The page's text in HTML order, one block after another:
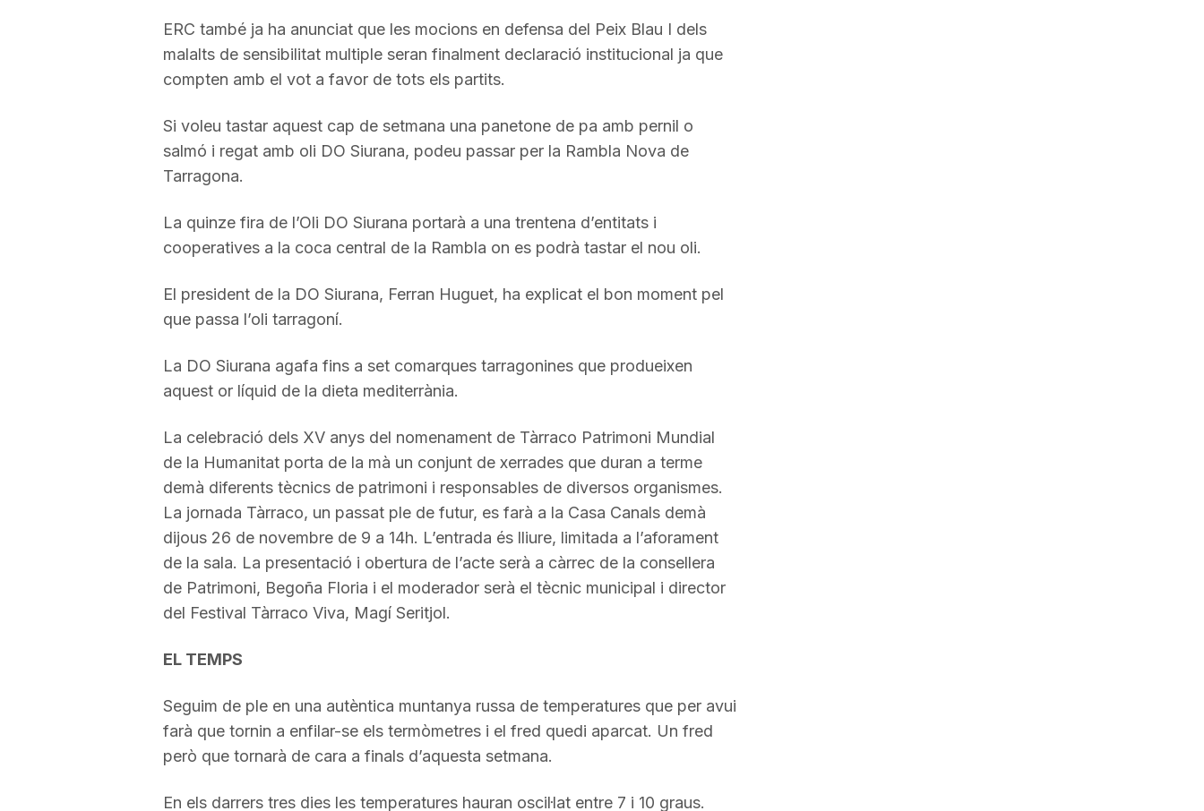
ERC també ja ha anunciat que les mocions en defensa del Peix Blau I dels
malalts de sensibilitat multiple seran finalment declaració institucional ja que
compten amb el vot a favor de tots els partits.
Si voleu tastar aquest cap de setmana una panetone de pa amb pernil o
salmó i regat amb oli DO Siurana, podeu passar per la Rambla Nova de
Tarragona.
La quinze fira de l’Oli DO Siurana portarà a una trentena d’entitats i
cooperatives a la coca central de la Rambla on es podrà tastar el nou oli.
El president de la DO Siurana, Ferran Huguet, ha explicat el bon moment pel
que passa l’oli tarragoní.
La DO Siurana agafa fins a set comarques tarragonines que produeixen
aquest or líquid de la dieta mediterrània.
La celebració dels XV anys del nomenament de Tàrraco Patrimoni Mundial
de la Humanitat porta de la mà un conjunt de xerrades que duran a terme
demà diferents tècnics de patrimoni i responsables de diversos organismes.
La jornada Tàrraco, un passat ple de futur, es farà a la Casa Canals demà
dijous 26 de novembre de 9 a 14h. L’entrada és lliure, limitada a l’aforament
de la sala. La presentació i obertura de l’acte serà a càrrec de la consellera
de Patrimoni, Begoña Floria i el moderador serà el tècnic municipal i director
del Festival Tàrraco Viva, Magí Seritjol.
EL TEMPS
Seguim de ple en una autèntica muntanya russa de temperatures que per avui
farà que tornin a enfilar-se els termòmetres i el fred quedi aparcat. Un fred
però que tornarà de cara a finals d’aquesta setmana.
En els darrers tres dies les temperatures hauran oscil·lat entre 7 i 10 graus.